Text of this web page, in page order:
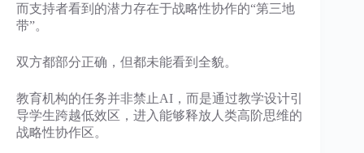
而支持者看到的潜力存在于战略性协作的“第三地
带”。
双方都部分正确，但都未能看到全貌。
教育机构的任务并非禁止AI，而是通过教学设计引
导学生跨越低效区，进入能够释放人类高阶思维的
战略性协作区。